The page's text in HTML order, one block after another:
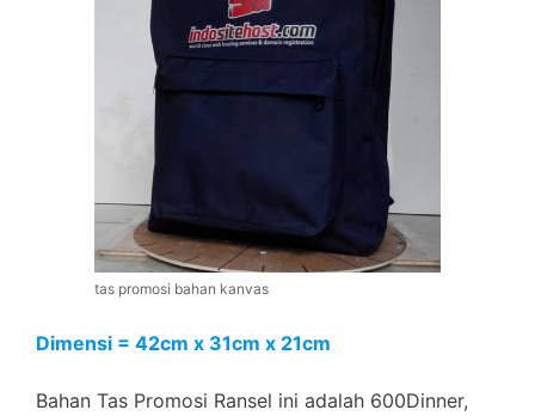
tas promosi bahan kanvas
Dimensi = 42cm x 31cm x 21cm
Bahan Tas Promosi Ransel ini adalah 600Dinner,